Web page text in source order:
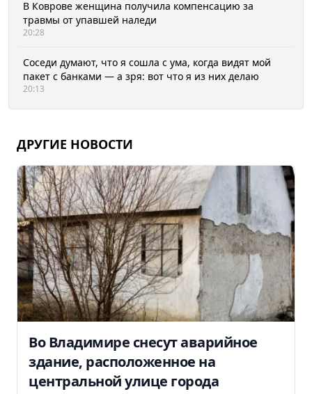
В Коврове женщина получила компенсацию за
травмы от упавшей наледи
20:28
Соседи думают, что я сошла с ума, когда видят мой
пакет с банками — а зря: вот что я из них делаю
20:13
ДРУГИЕ НОВОСТИ
Во Владимире снесут аварийное
здание, расположенное на
центральной улице города